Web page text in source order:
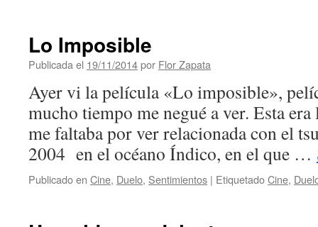
Lo Imposible
Publicada el 19/11/2014por Flor Zapata
Ayer vi la película «Lo imposible»,
mucho tiempo me negué a ver. Esta
me faltaba por ver relacionada con el
2004 en el océano Índico, en el que …
Publicado en Cine, Duelo, Sentimientos | EtiquetadoCine,